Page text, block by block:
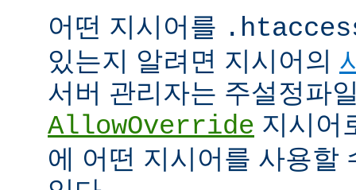
어떤 지시어를
있는지 알려면 지시어의
서버 관리자는 주설정파
AllowOverride 지시어
에 어떤 지시어를 사용할